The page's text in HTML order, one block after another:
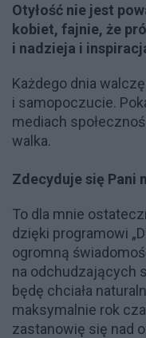
Otyłość nie jest
kobiet, fajnie, że
i nadzieja i
Każdego dnia
i samopoczucie.
mediach
walka.
Zdecyduje się Pani
To dla mnie
dzięki programowi
ogromną
na odchudzających
będę chciała
maksymalnie rok
zastanowię się nad